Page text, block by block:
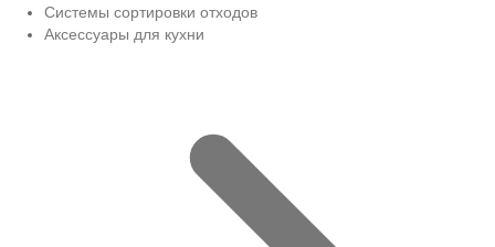
Системы сортировки отходов
Аксессуары для кухни